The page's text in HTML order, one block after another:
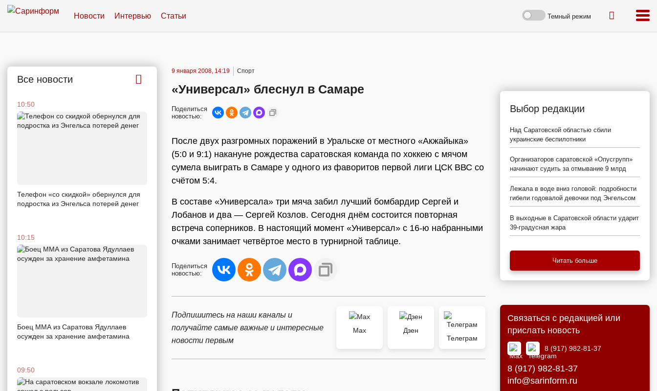
Новости Интервью Статьи Темный режим
Все новости
10:50
Телефон «со скидкой» обернулся для
подростка из Энгельса потерей денег
10:15
Боец ММА из Саратова Ядуллаев
осужден за хранение амфетамина
09:50
9 января 2008, 14:19 Спорт
«Универсал» блеснул в Самаре
Поделиться
новостью:
После двух разгромных поражений в Уральске от местного «Акжайыка»
(5:0 и 9:1) накануне рождества саратовская команда по хоккею с мячом
сумела выиграть в Самаре у одного из фаворитов первой лиги ЦСК ВВС со
счётом 5:4.
В составе «Универсала» три мяча забил лучший бомбардир Сергей и
Лобанов и два — Сергей Козлов. Сегодня днём состоится повторная
встреча соперников. В настоящий момент «Универсал» с 16-ю набранными
очками занимает четвёртое место в турнирной таблице.
Поделиться
новостью:
Подпишитесь на наши каналы и
получайте самые важные и интересные
новости первым
Max
Дзен
Телеграм
Выбор редакции
Над Саратовской областью сбили
украинские беспилотники
Организаторов саратовской «Опусгрупп»
начинают судить за отмывание 9 млрд
Лежала в воде вниз головой: подробности
гибели годовалой девочки под Энгельсом
В выходные в Саратовской области ударит
39-градусная жара
Читать больше
Связаться с редакцией или
прислать новость
8 (917) 982-81-37
8 (917) 982-81-37
info@sarinform.ru